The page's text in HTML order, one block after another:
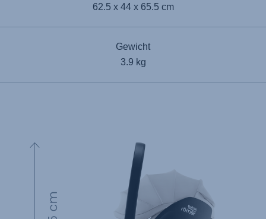
62.5 x 44 x 65.5 cm
Gewicht
3.9 kg